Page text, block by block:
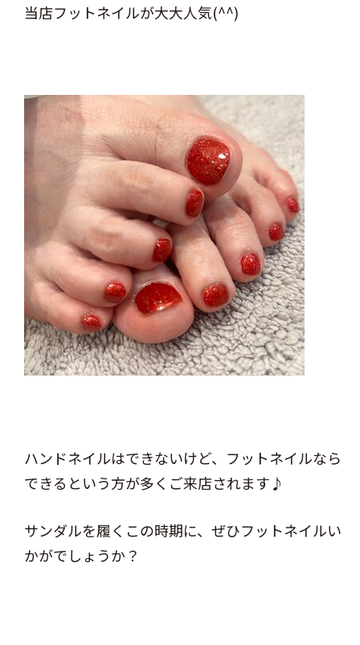
当店フットネイルが大大人気(^^)
ハンドネイルはできないけど、フットネイルなら
できるという方が多くご来店されます♪
サンダルを履くこの時期に、ぜひフットネイルい
かがでしょうか？